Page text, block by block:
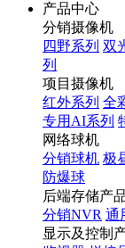
产品中心
分销摄像机
四野系列 双
列
项目摄像机
红外系列 全
专用AI系列
网络球机
分销球机 极
防爆球
后端存储产
分销NVR 通
显示及控制